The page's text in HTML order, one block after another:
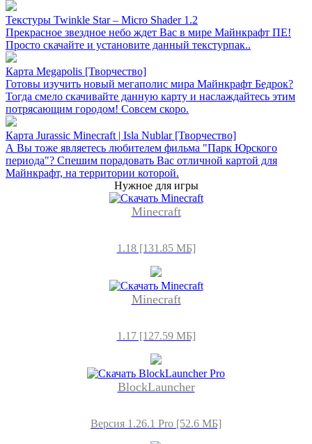
Текстуры Twinkle Star – Micro Shader 1.2
Прекрасное звездное небо ждет Вас в мире Майнкрафт ПЕ!
Просто скачайте и установите данный текстурпак..
Карта Megapolis [Творчество]
Готовы изучить новый мегаполис мира Майнкрафт Бедрок?
Тогда смело скачивайте данную карту и наслаждайтесь этим
потрясающим городом! Совсем скоро.
Карта Jurassic Minecraft | Isla Nublar [Творчество]
А Вы тоже являетесь любителем фильма "Парк Юрского
периода"? Спешим порадовать Вас отличной картой для
Майнкрафт, на территории которой.
Нужное для игры
Minecraft
1.18 [131.85 МБ]
Minecraft
1.17 [127.59 МБ]
BlockLauncher
Версия 1.26.1 Pro [52.6 МБ]